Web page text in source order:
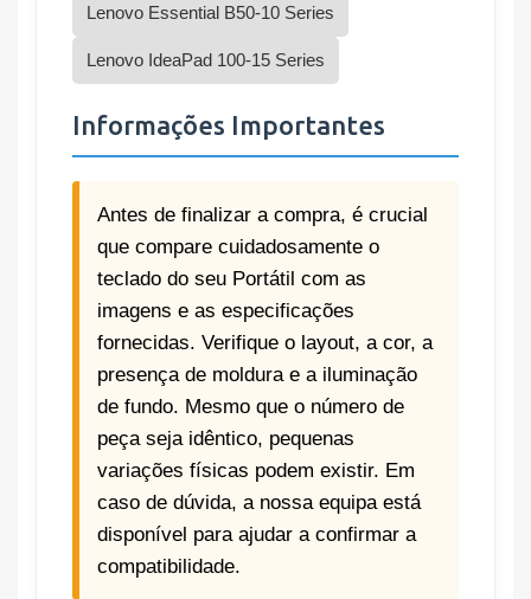
Lenovo Essential B50-10 Series
Lenovo IdeaPad 100-15 Series
Informações Importantes
Antes de finalizar a compra, é crucial
que compare cuidadosamente o
teclado do seu Portátil com as
imagens e as especificações
fornecidas. Verifique o layout, a cor, a
presença de moldura e a iluminação
de fundo. Mesmo que o número de
peça seja idêntico, pequenas
variações físicas podem existir. Em
caso de dúvida, a nossa equipa está
disponível para ajudar a confirmar a
compatibilidade.